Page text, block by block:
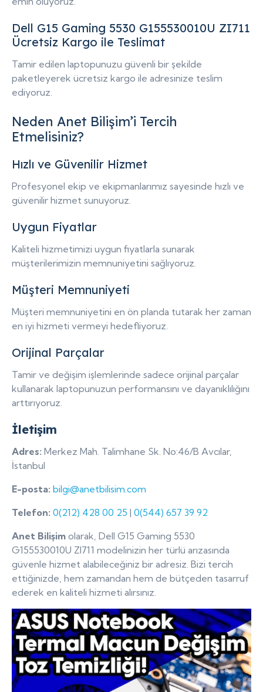
Dell G15 Gaming 5530 G155530010U ZI711
Ücretsiz Kargo ile Teslimat
Tamir edilen laptopunuzu güvenli bir şekilde
paketleyerek ücretsiz kargo ile adresinize teslim
ediyoruz.
Neden Anet Bilişim’i Tercih
Etmelisiniz?
Hızlı ve Güvenilir Hizmet
Profesyonel ekip ve ekipmanlarımız sayesinde hızlı ve
güvenilir hizmet sunuyoruz.
Uygun Fiyatlar
Kaliteli hizmetimizi uygun fiyatlarla sunarak
müşterilerimizin memnuniyetini sağlıyoruz.
Müşteri Memnuniyeti
Müşteri memnuniyetini en ön planda tutarak her zaman
en iyi hizmeti vermeyi hedefliyoruz.
Orijinal Parçalar
Tamir ve değişim işlemlerinde sadece orijinal parçalar
kullanarak laptopunuzun performansını ve dayanıklılığını
arttırıyoruz.
İletişim
Adres: Merkez Mah. Talimhane Sk. No:46/B Avcılar,
İstanbul
E-posta: bilgi@anetbilisim.com
Telefon: 0(212) 428 00 25 | 0(544) 657 39 92
Anet Bilişim olarak, Dell G15 Gaming 5530
G155530010U ZI711 modelinizin her türlü arızasında
güvenle hizmet alabileceğiniz bir adresiz. Bizi tercih
ettiğinizde, hem zamandan hem de bütçeden tasarruf
ederek en kaliteli hizmeti alırsınız.